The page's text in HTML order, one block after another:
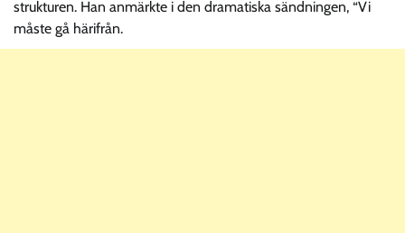
strukturen. Han anmärkte i den dramatiska sändningen, “Vi
måste gå härifrån.